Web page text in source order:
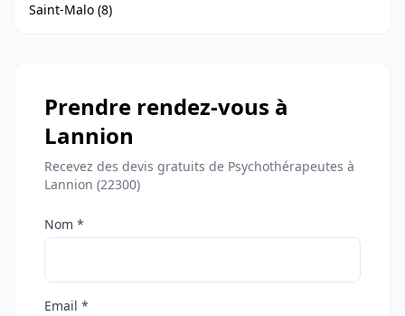
Saint-Malo (8)
Prendre rendez-vous à
Lannion
Recevez des devis gratuits de Psychothérapeutes à
Lannion (22300)
Nom *
Email *